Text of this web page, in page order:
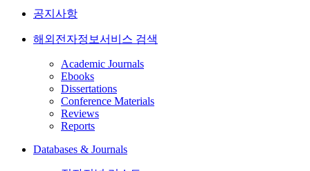
공지사항
해외전자정보서비스 검색
Academic Journals
Ebooks
Dissertations
Conference Materials
Reviews
Reports
Databases & Journals